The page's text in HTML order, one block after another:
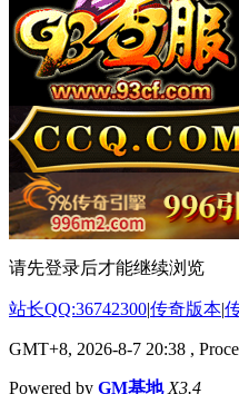
请先登录后才能继续浏览
站长QQ:36742300|传奇版本|
GMT+8, 2026-8-7 20:38 ,
Powered by GM基地 X3.4